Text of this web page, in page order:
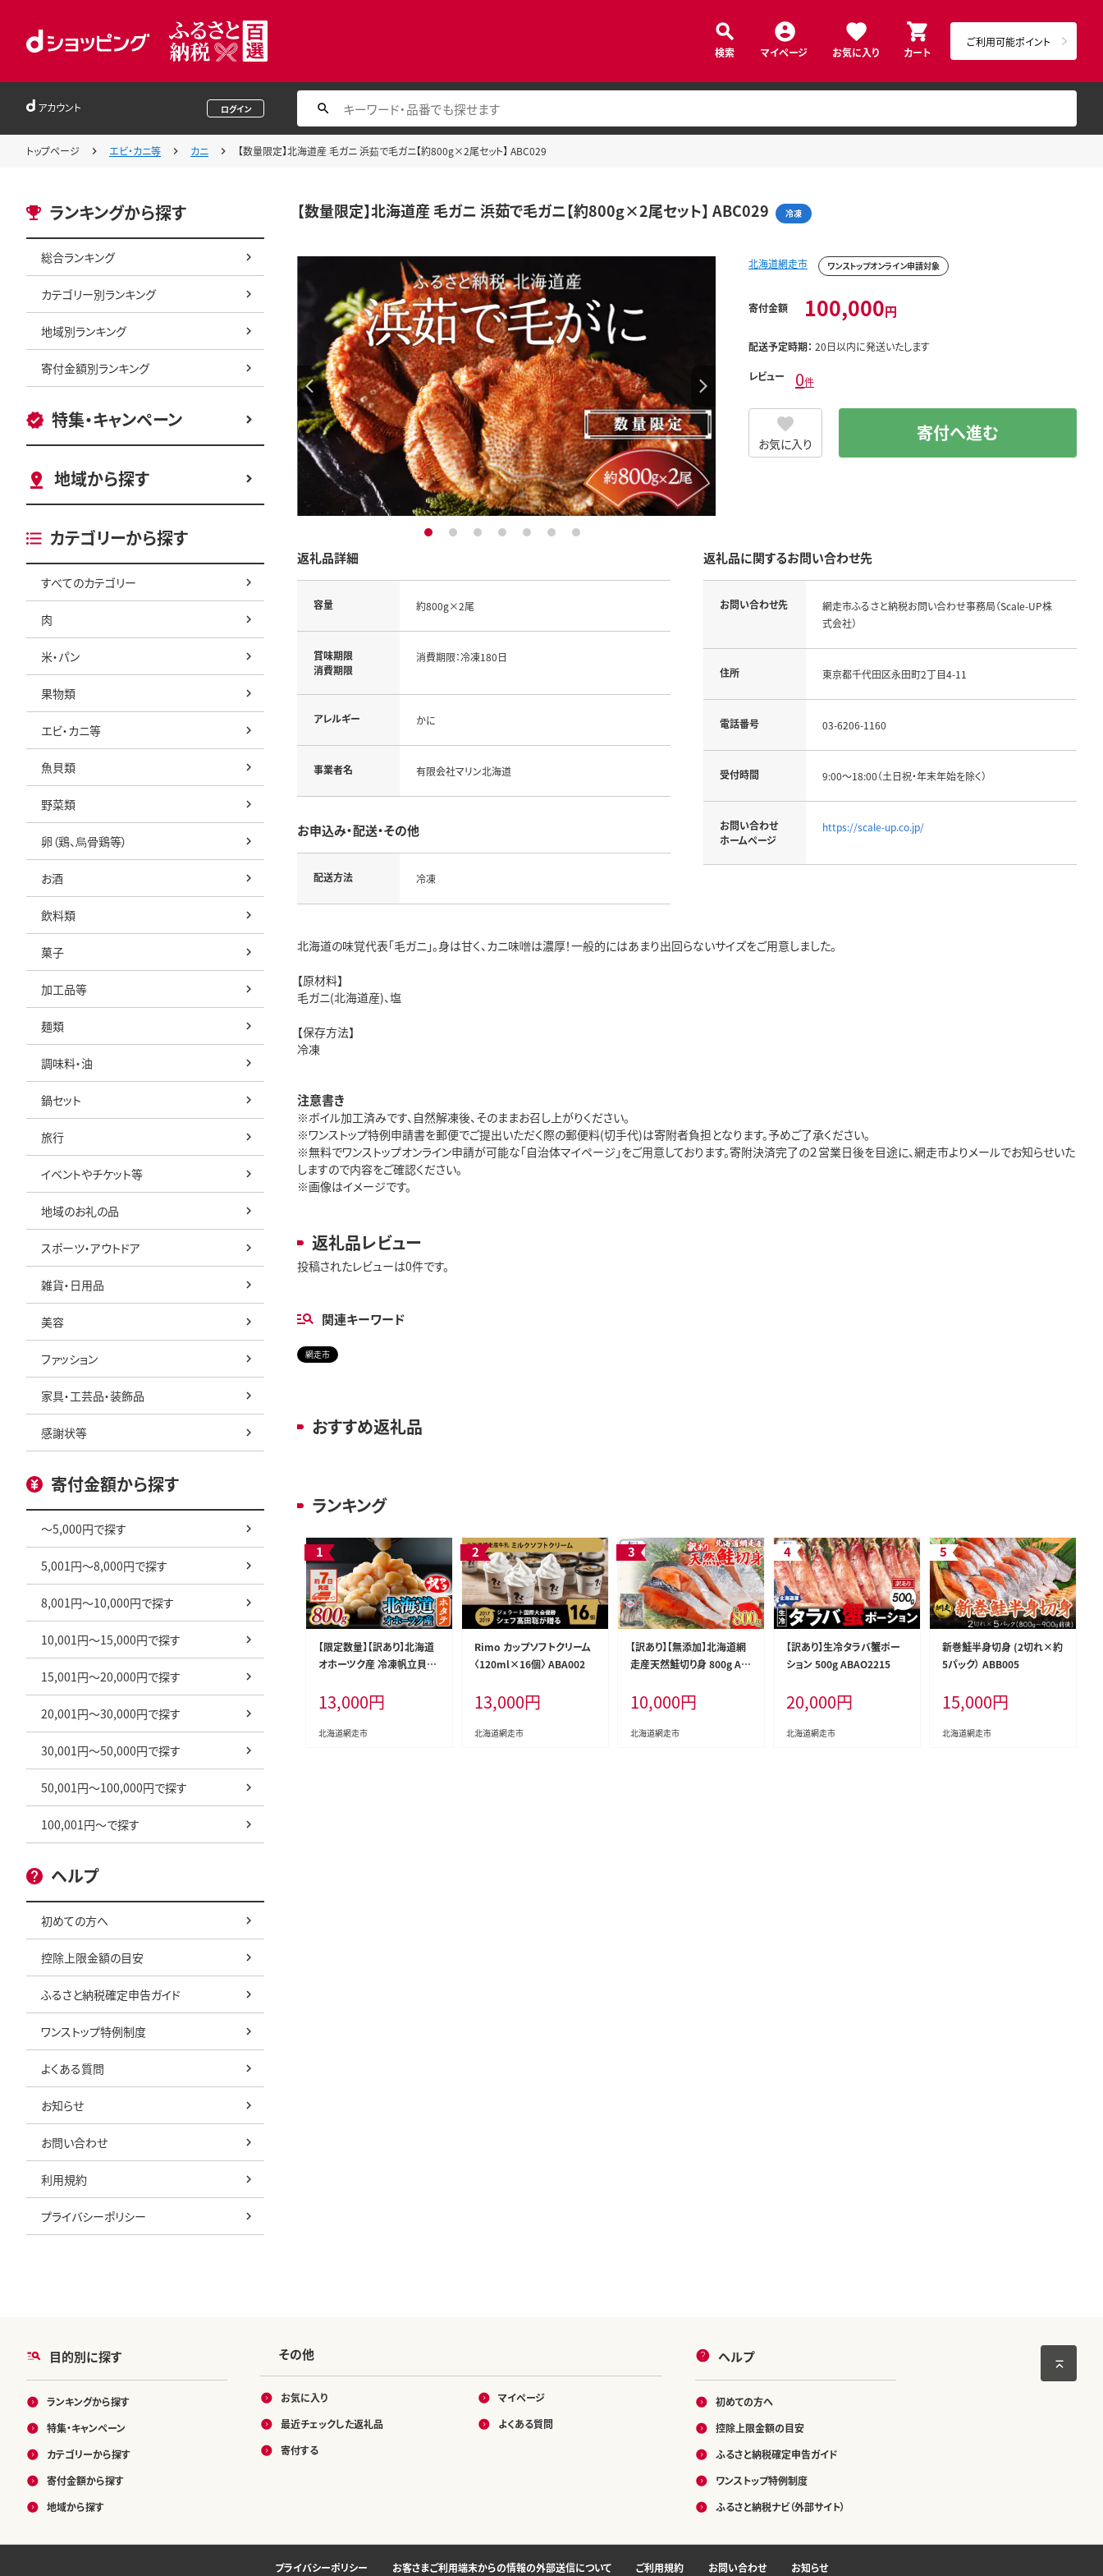
検索 マイページ お気に入り カート
ご利用可能ポイント
アカウント ログイン
トップページ エビ・カニ等 カニ 【数量限定】北海道産 毛ガニ 浜茹で毛ガニ【約800g×2尾セット】 ABC029
ランキングから探す
総合ランキング
カテゴリー別ランキング
地域別ランキング
寄付金額別ランキング
特集・キャンペーン
地域から探す
カテゴリーから探す
すべてのカテゴリー
肉
米・パン
果物類
エビ・カニ等
魚貝類
野菜類
卵（鶏、烏骨鶏等）
お酒
飲料類
菓子
加工品等
麺類
調味料・油
鍋セット
旅行
イベントやチケット等
地域のお礼の品
スポーツ・アウトドア
雑貨・日用品
美容
ファッション
家具・工芸品・装飾品
感謝状等
寄付金額から探す
～5,000円で探す
5,001円～8,000円で探す
8,001円～10,000円で探す
10,001円～15,000円で探す
15,001円～20,000円で探す
20,001円～30,000円で探す
30,001円～50,000円で探す
50,001円～100,000円で探す
100,001円～で探す
ヘルプ
初めての方へ
控除上限金額の目安
ふるさと納税確定申告ガイド
ワンストップ特例制度
よくある質問
お知らせ
お問い合わせ
利用規約
プライバシーポリシー
【数量限定】北海道産 毛ガニ 浜茹で毛ガニ【約800g×2尾セット】 ABC029 冷凍
1 2 3 4 5 6 7
北海道網走市 ワンストップオンライン申請対象
寄付金額 100,000円
配送予定時期： 20日以内に発送いたします
レビュー 0件
お気に入り 寄付へ進む
返礼品詳細
容量 約800g×2尾
賞味期限
消費期限
消費期限：冷凍180日
アレルギー かに
事業者名 有限会社マリン北海道
お申込み・配送・その他
配送方法 冷凍
返礼品に関するお問い合わせ先
お問い合わせ先
網走市ふるさと納税お問い合わせ事務局（Scale-UP株
式会社）
住所 東京都千代田区永田町2丁目4-11
電話番号 03-6206-1160
受付時間 9:00～18:00（土日祝・年末年始を除く）
お問い合わせ
ホームページ
https://scale-up.co.jp/
北海道の味覚代表「毛ガニ」。身は甘く、カニ味噌は濃厚！一般的にはあまり出回らないサイズをご用意しました。
【原材料】
毛ガニ(北海道産)、塩
【保存方法】
冷凍
注意書き
※ボイル加工済みです、自然解凍後、そのままお召し上がりください。
※ワンストップ特例申請書を郵便でご提出いただく際の郵便料(切手代)は寄附者負担となります。予めご了承ください。
※無料でワンストップオンライン申請が可能な「自治体マイページ」をご用意しております。寄附決済完了の２営業日後を目途に、網走市よりメールでお知らせいた
しますので内容をご確認ください。
※画像はイメージです。
返礼品レビュー
投稿されたレビューは0件です。
関連キーワード
網走市
おすすめ返礼品
ランキング
【限定数量】【訳あり】北海道
オホーツク産 冷凍帆立貝柱
00g（400g×2） ABR023
13,000円
北海道網走市
Rimo カップソフトクリーム
〈120ml×16個〉 ABA002
13,000円
北海道網走市
【訳あり】【無添加】北海道網
走産天然鮭切り身 800g AB
10,000円
北海道網走市
【訳あり】生冷タラバ蟹ポー
ション 500g ABAO2215
20,000円
北海道網走市
新巻鮭半身切身 (2切れ×約
5パック） ABB005
15,000円
北海道網走市
目的別に探す
ランキングから探す
特集・キャンペーン
カテゴリーから探す
寄付金額から探す
地域から探す
その他
お気に入り
最近チェックした返礼品
寄付する
マイページ
よくある質問
ヘルプ
初めての方へ
控除上限金額の目安
ふるさと納税確定申告ガイド
ワンストップ特例制度
ふるさと納税ナビ（外部サイト）
プライバシーポリシー お客さまご利用端末からの情報の外部送信について ご利用規約 お問い合わせ お知らせ